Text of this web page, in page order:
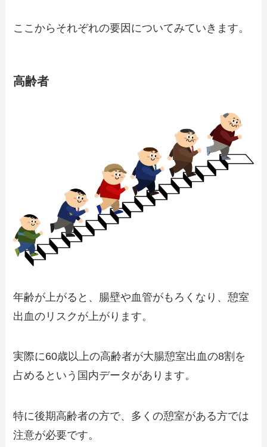
ここからそれぞれの要因についてみていきます。
高齢者
年齢が上がると、腸壁や血管がもろくなり、憩室
出血のリスクが上がります。
実際に60歳以上の高齢者が大腸憩室出血の8割を
占めるという国内データがあります。
特に後期高齢者の方で、多くの憩室がある方では
注意が必要です。